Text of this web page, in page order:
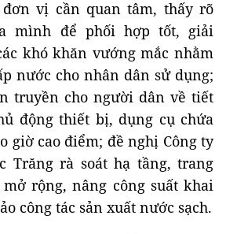
đơn vị cần quan tâm, thấy rõ
mình để phối hợp tốt, giải
khó khăn vướng mắc nhằm
nước cho nhân dân sử dụng;
truyền cho người dân về tiết
động thiết bị, dụng cụ chứa
giờ cao điểm; đề nghị Công ty
Trăng rà soát hạ tầng, trang
rộng, nâng công suất khai
công tác sản xuất nước sạch.